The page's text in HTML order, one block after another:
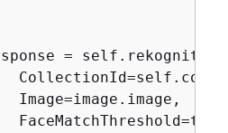
=
Image=image.image,